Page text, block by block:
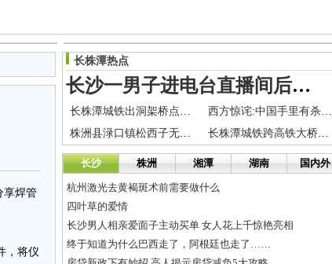
享焊管
，将仪
长株潭热点
长沙一男子进电台直播间后寻死 知情者:他太想倾诉了
长株潭城铁出洞架桥点确定
西方惊诧:中国手里有杀手锏已敢于对美国出招!
株洲县渌口镇松西子无公害蔬菜畅销长株潭
长株潭城铁跨高铁大桥建成
长沙 株洲 湘潭 湖南 国内外
杭州激光去黄褐斑术前需要做什么
四叶草的爱情
长沙男人相亲爱面子主动买单 女人花上千惊艳亮相
终于知道为什么巴西走了，阿根廷也走了……